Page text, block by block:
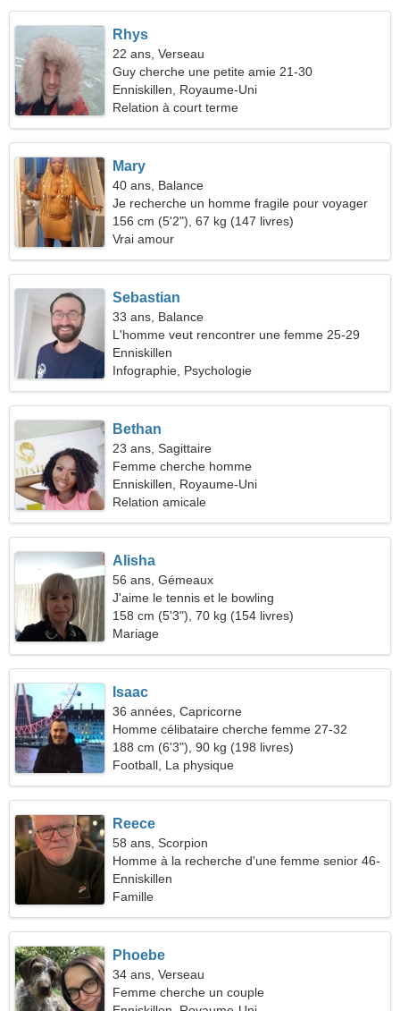
Rhys
22 ans, Verseau
Guy cherche une petite amie 21-30
Enniskillen, Royaume-Uni
Relation à court terme
Mary
40 ans, Balance
Je recherche un homme fragile pour voyager
156 cm (5'2"), 67 kg (147 livres)
Vrai amour
Sebastian
33 ans, Balance
L'homme veut rencontrer une femme 25-29
Enniskillen
Infographie, Psychologie
Bethan
23 ans, Sagittaire
Femme cherche homme
Enniskillen, Royaume-Uni
Relation amicale
Alisha
56 ans, Gémeaux
J'aime le tennis et le bowling
158 cm (5'3"), 70 kg (154 livres)
Mariage
Isaac
36 années, Capricorne
Homme célibataire cherche femme 27-32
188 cm (6'3"), 90 kg (198 livres)
Football, La physique
Reece
58 ans, Scorpion
Homme à la recherche d'une femme senior 46-
54
Enniskillen
Famille
Phoebe
34 ans, Verseau
Femme cherche un couple